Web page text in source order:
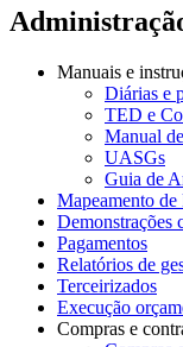
Manuais e
Diárias e
TED e
Manual
UASGs
Guia de
Mapeamento de
Demonstrações
Pagamentos
Relatórios de
Terceirizados
Execução
Compras e